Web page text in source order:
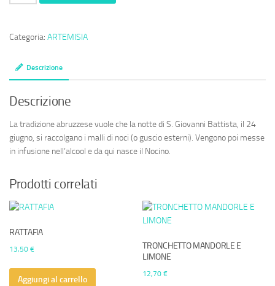
Categoria: ARTEMISIA
Descrizione
Descrizione
La tradizione abruzzese vuole che la notte di S. Giovanni Battista, il 24
giugno, si raccolgano i malli di noci (o guscio esterni). Vengono poi messe
in infusione nell’alcool e da qui nasce il Nocino.
Prodotti correlati
RATTAFIA
13,50 €
Aggiungi al carrello
TRONCHETTO MANDORLE E
LIMONE
12,70€